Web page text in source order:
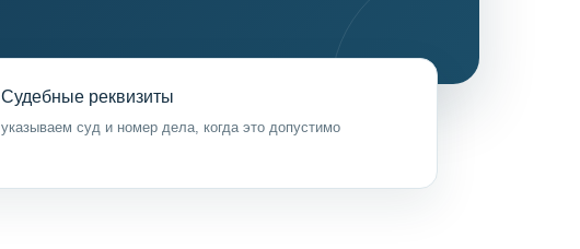
Судебные реквизиты
указываем суд и номер дела, когда это допустимо